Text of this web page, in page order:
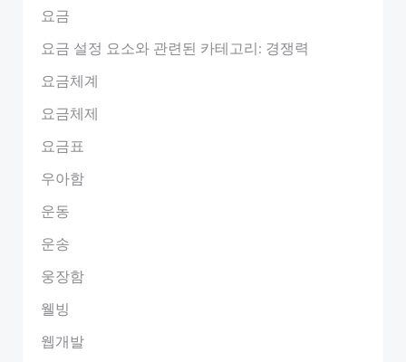
요금
요금 설정 요소와 관련된 카테고리: 경쟁력
요금체계
요금체제
요금표
우아함
운동
운송
웅장함
웰빙
웹개발